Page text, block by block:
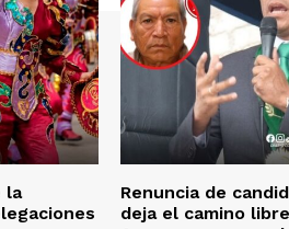
la
Renuncia de
deja el camino